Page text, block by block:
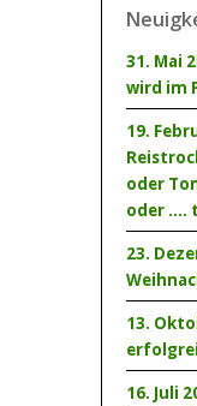
31. Mai
wird im
19.
oder
oder ....
23.
13.
16. Juli